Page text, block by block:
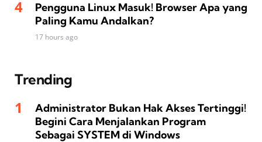
Pengguna Linux Masuk! Browser Apa yang
Paling Kamu Andalkan?
17 hours ago
Trending
Administrator Bukan Hak Akses Tertinggi!
Begini Cara Menjalankan Program
Sebagai SYSTEM di Windows